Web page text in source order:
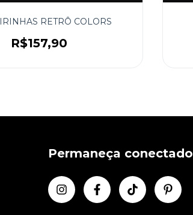
RETRÔ COLORS
R$157,90
Permaneça conectado